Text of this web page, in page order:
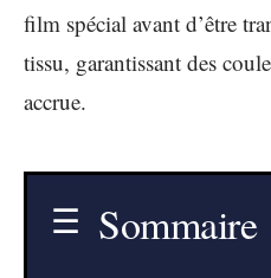
film spécial avant d’être
tissu, garantissant des
accrue.
Sommaire